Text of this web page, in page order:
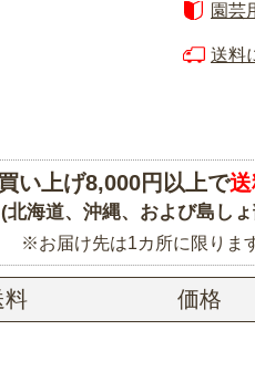
園芸
送料
い上げ8,000円以上で
(北海道、沖縄、および島し
※お届け先は1カ所に限りま
料 価格